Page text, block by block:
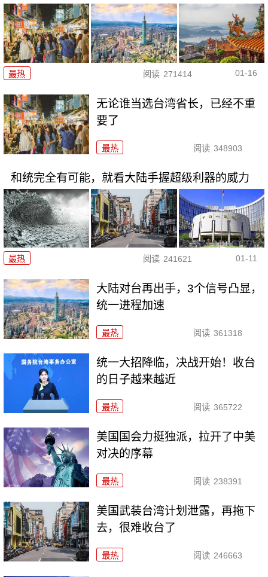
最热 阅读 271414 01-16
无论谁当选台湾省长，已经不重
要了
最热 阅读 348903
和统完全有可能，就看大陆手握超级利器的威力
最热 阅读 241621 01-11
大陆对台再出手，3个信号凸显，
统一进程加速
最热 阅读 361318
统一大招降临，决战开始！收台
的日子越来越近
最热 阅读 365722
美国国会力挺独派，拉开了中美
对决的序幕
最热 阅读 238391
美国武装台湾计划泄露，再拖下
去，很难收台了
最热 阅读 246663